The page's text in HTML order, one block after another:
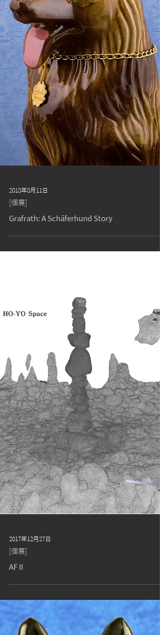
2018年8月11日
[個展]
Grafrath: A Schäferhund Story
2017年12月27日
[個展]